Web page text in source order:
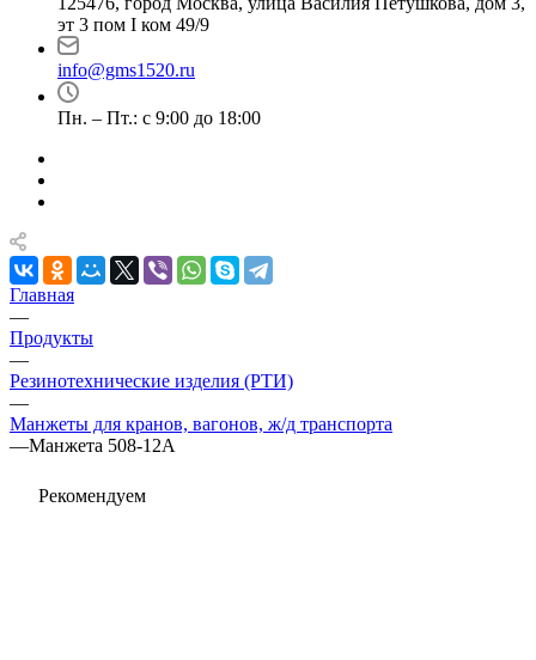
эт 3 пом I ком 49/9
info@gms1520.ru
Пн. – Пт.: с 9:00 до 18:00
Главная
—
Продукты
—
Резинотехнические изделия (РТИ)
—
Манжеты для кранов, вагонов, ж/д транспорта
—Манжета 508-12А
Рекомендуем